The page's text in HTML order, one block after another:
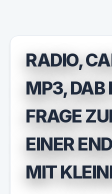
RADIO,
MP3, DAB
FRAGE
EINER
MIT